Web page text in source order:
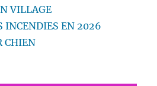
VILLAGE
INCENDIES EN 2026
CHIEN